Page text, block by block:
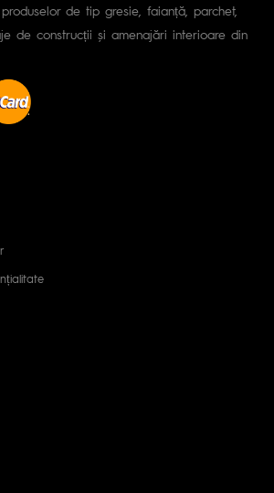
de tip gresie, faianță, parchet,
de construcții și amenajări interioare din